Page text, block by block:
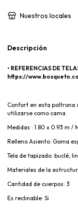
Nuestros locales
Descripción
• REFERENCIAS DE
https://
Confort en esta poltrona
utilizarse como cama.
Medidas : 1.80 x 0.93 m /
Relleno Asiento: Goma
Tela de tapizado: buclé,
Materiales de la
Cantidad de cuerpos: 3
Es reclinable: Si